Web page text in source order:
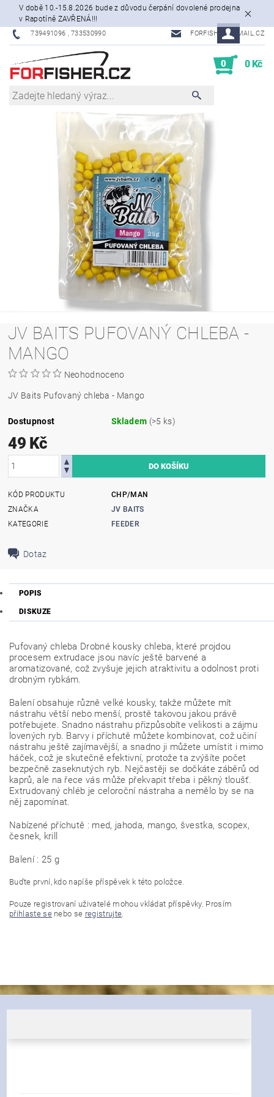
V době 10.-15.8.2026 bude z důvodu čerpání dovolené prodejna
v Rapotíně ZAVŘENÁ!!!
739491096 , 733530990 FORFISHER@EMAIL.CZ
0 0 Kč
JV BAITS PUFOVANÝ CHLEBA -
MANGO
Neohodnoceno
JV Baits Pufovaný chleba - Mango
Dostupnost Skladem (>5 ks)
49 Kč
KÓD PRODUKTU
CHP/MAN
ZNAČKA
JV BAITS
KATEGORIE
FEEDER
Dotaz
POPIS
DISKUZE
Pufovaný chleba Drobné kousky chleba, které projdou
procesem extrudace jsou navíc ještě barvené a
aromatizované, což zvyšuje jejich atraktivitu a odolnost proti
drobným rybkám.
Balení obsahuje různě velké kousky, takže můžete mít
nástrahu větší nebo menší, prostě takovou jakou právě
potřebujete. Snadno nástrahu přizpůsobíte velikosti a zájmu
lovených ryb. Barvy i příchutě můžete kombinovat, což učiní
nástrahu ještě zajímavější, a snadno ji můžete umístit i mimo
háček, což je skutečně efektivní, protože ta zvýšíte počet
bezpečně zaseknutých ryb. Nejčastěji se dočkáte záběrů od
kaprů, ale na řece vás může překvapit třeba i pěkný tloušť.
Extrudovaný chléb je celoroční nástraha a nemělo by se na
něj zapomínat.
Nabízené příchutě : med, jahoda, mango, švestka, scopex,
česnek, krill
Balení : 25 g
Buďte první, kdo napíše příspěvek k této položce.
Pouze registrovaní uživatelé mohou vkládat příspěvky. Prosím
přihlaste senebo se registrujte.